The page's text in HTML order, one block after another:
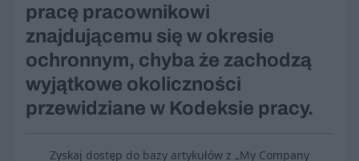
pracę pracownikowi
znajdującemu się w okresie
ochronnym, chyba że zachodzą
wyjątkowe okoliczności
przewidziane w Kodeksie pracy.
Zyskaj dostęp do bazy artykułów z „My Company